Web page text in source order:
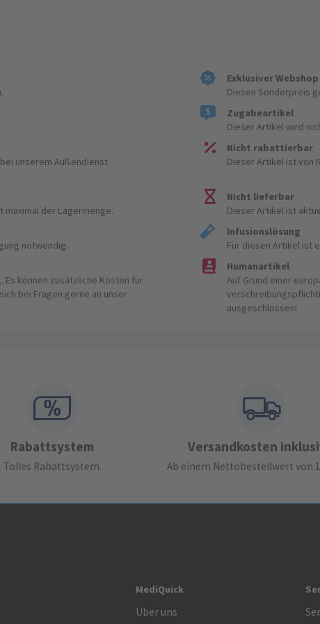
Exklusiver
Diesen Sonderpreis
Zugabeartikel
Dieser Artikel wird
unserem Außendienst
Nicht rabattierbar
Dieser Artikel ist von
der Lagermenge.
Nicht lieferbar
Dieser Artikel ist
notwendig.
Infusionslösung
Für diesen Artikel ist
können zusätzliche Kosten für
bei Fragen gerne an unser
Humanartikel
Auf Grund einer
ausgeschlossen!
Rabattsystem
Tolles Rabattsystem.
Versandkosten
Ab einem Nettobestellwert von
MediQuick
Über uns